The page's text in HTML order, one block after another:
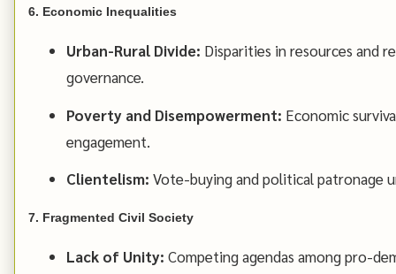
6. Economic Inequalities
Urban-Rural Divide: Disparities in resources and
governance.
Poverty and Disempowerment: Economic
engagement.
Clientelism: Vote-buying and political patronage
7. Fragmented Civil Society
Lack of Unity: Competing agendas among pro-